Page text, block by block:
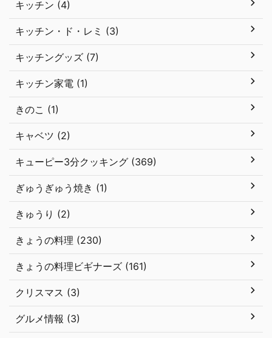
キッチン (4)
キッチン・ド・レミ (3)
キッチングッズ (7)
キッチン家電 (1)
きのこ (1)
キャベツ (2)
キューピー3分クッキング (369)
ぎゅうぎゅう焼き (1)
きゅうり (2)
きょうの料理 (230)
きょうの料理ビギナーズ (161)
クリスマス (3)
グルメ情報 (3)